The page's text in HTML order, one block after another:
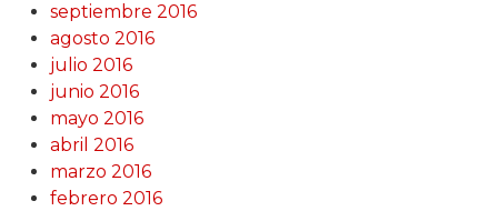
septiembre 2016
agosto 2016
julio 2016
junio 2016
mayo 2016
abril 2016
marzo 2016
febrero 2016